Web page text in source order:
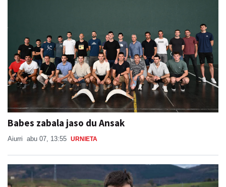
Babes zabala jaso du Ansak
Aiurri abu 07, 13:55 URNIETA